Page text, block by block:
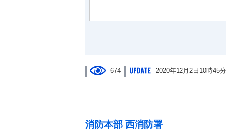
674 2020年12月2日10時45分
消防本部 西消防署